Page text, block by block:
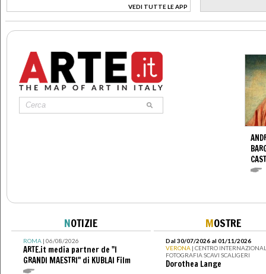
VEDI TUTTE LE APP
>
NOTIZIE
ROMA| 06/08/2026
ARTE.it media partner de "I
GRANDI MAESTRI" di KUBLAI Film
MOSTRE
Dal 30/07/2026 al 01/11/2026
VERONA | CENTRO
FOTOGRAFIA SCAVI SCALIGERI
Dorothea Lange